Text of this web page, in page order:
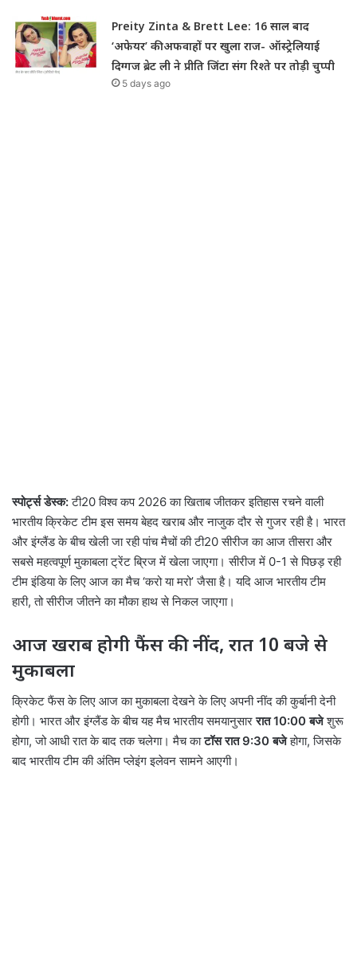
Preity Zinta & Brett Lee: 16 साल बाद
‘अफेयर’ की अफवाहों पर खुला राज- ऑस्ट्रेलियाई
दिग्गज ब्रेट ली ने प्रीति जिंटा संग रिश्ते पर तोड़ी चुप्पी
5 days ago
स्पोर्ट्स डेस्क:टी20 विश्व कप 2026 का खिताब जीतकर इतिहास रचने वाली
भारतीय क्रिकेट टीम इस समय बेहद खराब और नाजुक दौर से गुजर रही है। भारत
और इंग्लैंड के बीच खेली जा रही पांच मैचों की टी20 सीरीज का आज तीसरा और
सबसे महत्वपूर्ण मुकाबला ट्रेंट ब्रिज में खेला जाएगा। सीरीज में 0-1 से पिछड़ रही
टीम इंडिया के लिए आज का मैच ‘करो या मरो’ जैसा है। यदि आज भारतीय टीम
हारी, तो सीरीज जीतने का मौका हाथ से निकल जाएगा।
आज खराब होगी फैंस की नींद, रात 10 बजे से
मुकाबला
क्रिकेट फैंस के लिए आज का मुकाबला देखने के लिए अपनी नींद की कुर्बानी देनी
होगी। भारत और इंग्लैंड के बीच यह मैच भारतीय समयानुसाररात 10:00 बजेशुरू
होगा, जो आधी रात के बाद तक चलेगा। मैच काटॉस रात 9:30 बजेहोगा, जिसके
बाद भारतीय टीम की अंतिम प्लेइंग इलेवन सामने आएगी।